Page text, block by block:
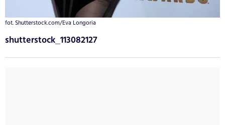
fot. Shutterstock.com/Eva Longoria
shutterstock_113082127